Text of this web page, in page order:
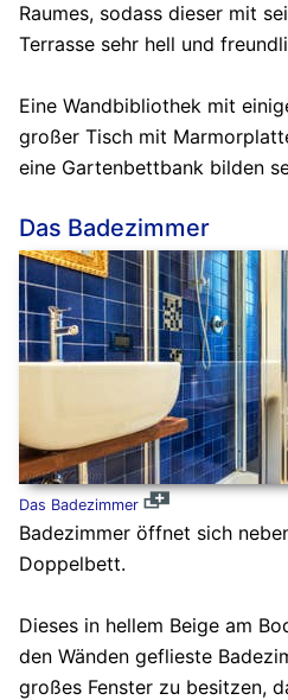
Raumes, sodass dieser mit
Terrasse sehr hell und
Eine Wandbibliothek mit
großer Tisch mit
eine Gartenbettbank bilden
Das Badezimmer
Das Badezimmer
Badezimmer öffnet sich
Doppelbett.
Dieses in hellem Beige am
den Wänden geflieste
großes Fenster zu besitzen,